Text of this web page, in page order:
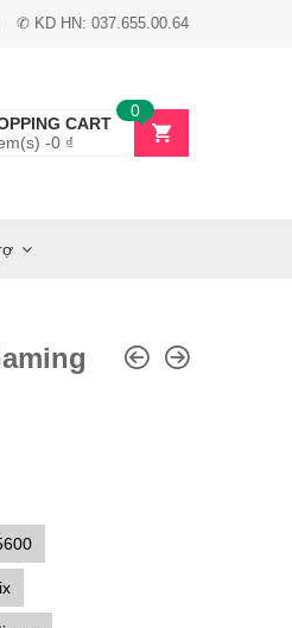
✆ KD HN: 037.655.00.64
CART
-0 ₫
0